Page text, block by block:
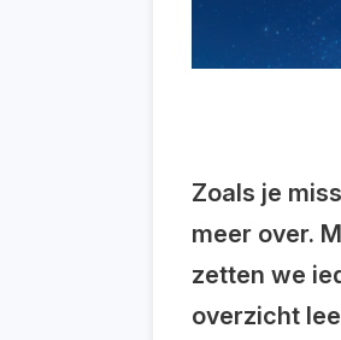
Zoals je
meer over.
zetten we
overzicht